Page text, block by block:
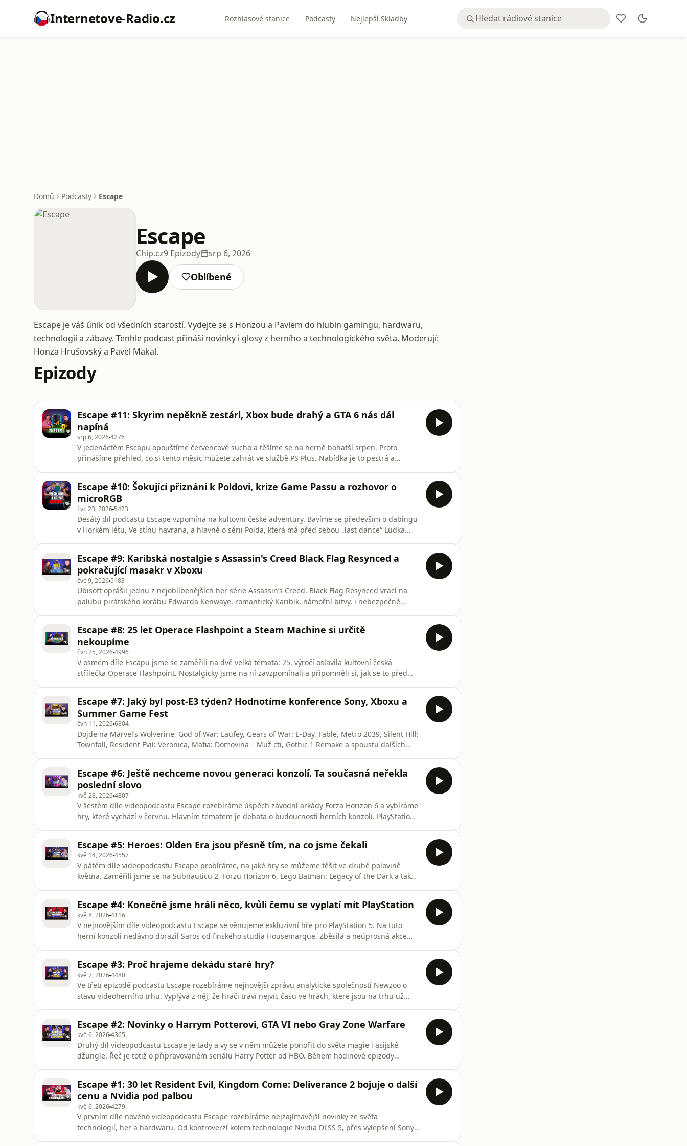
Internetove-Radio.cz Rozhlasové stanice Podcasty Nejlepší Skladby
Domů Podcasty Escape
Escape
Chip.cz9 Epizody srp 6, 2026
Oblíbené
Escape je váš únik od všedních starostí. Vydejte se s Honzou a Pavlem do hlubin gamingu, hardwaru,
technologií a zábavy. Tenhle podcast přináší novinky i glosy z herního a technologického světa. Moderují:
Honza Hrušovský a Pavel Makal.
Epizody
Escape #11: Skyrim nepěkně zestárl, Xbox bude drahý a GTA 6 nás dál
napíná
srp 6, 20264276
V jedenáctém Escapu opouštíme červencové sucho a těšíme se na herně bohatší srpen. Proto
přinášíme přehled, co si tento měsíc můžete zahrát ve službě PS Plus. Nabídka je to pestrá a
Elder Scrolls. Pavel si proto připomněl The Elder Scrolls V: Skyrim a zjistil, že tenhle titul během 15
let od vydání nep
Escape #10: Šokující přiznání k Poldovi, krize Game Passu a rozhovor o
microRGB
čvc 23, 2026 5423
Desátý díl podcastu Escape vzpomíná na kultovní české adventury. Bavíme se především o dabingu
v Horkém létu, Ve stínu havrana, a hlavně o sérii Polda, která má před sebou „last dance“ Luďka
znovu pouští Cl
Escape #9: Karibská nostalgie s Assassin's Creed Black Flag Resynced a
pokračující masakr v Xboxu
čvc 9, 2026 5183
Ubisoft oprášil jednu z nejoblíbenějších her série Assassin’s Creed. Black Flag Resynced vrací na
palubu pirátského korábu Edwarda Kenwaye, romantický Karibik, námořní bitvy, i nebezpečně
herní divizi M
Escape #8: 25 let Operace Flashpoint a Steam Machine si určitě
nekoupíme
čvn 25, 20264996
V osmém díle Escapu jsme se zaměřili na dvě velká témata: 25. výročí oslavila kultovní česká
střílečka Operace Flashpoint. Nostalgicky jsme na ní zavzpomínali a připomněli si, jak se to před
Klidně nám do ko
Escape #7: Jaký byl post-E3 týden? Hodnotíme konference Sony, Xboxu a
Summer Game Fest
čvn 11, 20266804
Dojde na Marvel’s Wolverine, God of War: Laufey, Gears of War: E-Day, Fable, Metro 2039, Silent Hill:
Townfall, Resident Evil: Veronica, Mafia: Domovina – Muž cti, Gothic 1 Remake a spoustu dalších
007 First
Escape #6: Ještě nechceme novou generaci konzolí. Ta současná neřekla
poslední slovo
kvě 28, 20264807
V šestém díle videopodcastu Escape rozebíráme úspěch závodní arkády Forza Horizon 6 a vybíráme
hry, které vychází v červnu. Hlavním tématem je debata o budoucnosti herních konzolí. PlayStation
PlayStation 6 nech
Escape #5: Heroes: Olden Era jsou přesně tím, na co jsme čekali
kvě 14, 20264557
V pátém díle videopodcastu Escape probíráme, na jaké hry se můžeme těšit ve druhé polovině
května. Zaměřili jsme se na Subnauticu 2, Forzu Horizon 6, Lego Batman: Legacy of the Dark a také
Na závěr rozebíráme i
Escape #4: Konečně jsme hráli něco, kvůli čemu se vyplatí mít PlayStation
kvě 8, 20264116
V nejnovějším díle videopodcastu Escape se věnujeme exkluzivní hře pro PlayStation 5. Na tuto
herní konzoli nedávno dorazil Saros od finského studia Housemarque. Zběsilá a neúprosná akce
Creed Black Flag Resynced
Escape #3: Proč hrajeme dekádu staré hry?
kvě 7, 20264480
Ve třetí epizodě podcastu Escape rozebíráme nejnovější zprávu analytické společnosti Newzoo o
stavu videoherního trhu. Vyplývá z něj, že hráči tráví nejvíc času ve hrách, které jsou na trhu už
hodnotíme novinky Pragmat
Escape #2: Novinky o Harrym Potterovi, GTA VI nebo Gray Zone Warfare
kvě 6, 20264365
Druhý díl videopodcastu Escape je tady a vy se v něm můžete ponořit do světa magie i asijské
džungle. Řeč je totiž o připravovaném seriálu Harry Potter od HBO. Během hodinové epizody
Escape #1: 30 let Resident Evil, Kingdom Come: Deliverance 2 bojuje o další
cenu a Nvidia pod palbou
kvě 6, 20264279
V prvním díle nového videopodcastu Escape rozebíráme nejzajímavější novinky ze světa
technologií, her a hardwaru. Od kontroverzí kolem technologie Nvidia DLSS 5, přes vylepšení Sony